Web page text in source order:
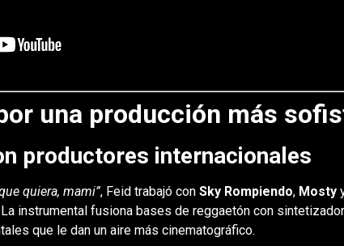
una producción más
productores internacionales
quiera, mami”, Feid trabajó con Sky Rompiendo, Mosty
instrumental fusiona bases de reggaetón con
que le dan un aire más cinematográfico.